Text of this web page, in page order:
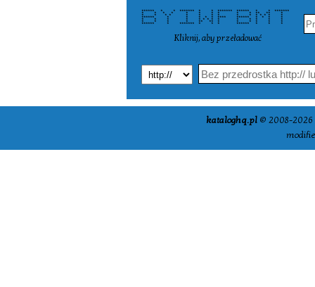
****** * * ******* * * ******* ****** * * *******
* * * * * * * * * * ** ** *
* * * * * * * * * * * * * * *
****** * * * * * **** ****** * * * *
* * * * * * * * * * * * * *
* * * * ** ** * * * * * *
****** * ******* * * * ****** * * *
Kliknij, aby przeładować
kataloghq.pl © 2008-